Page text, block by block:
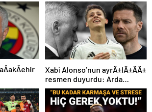
Xabi Alonso’nun ayrÄ±lÄ±ÄÄ±
resmen duyurdu: Arda
GÃ¼ler’in yeni hocasÄ±
olmak iÃ§in geri sayÄ±m
baÅladÄ±